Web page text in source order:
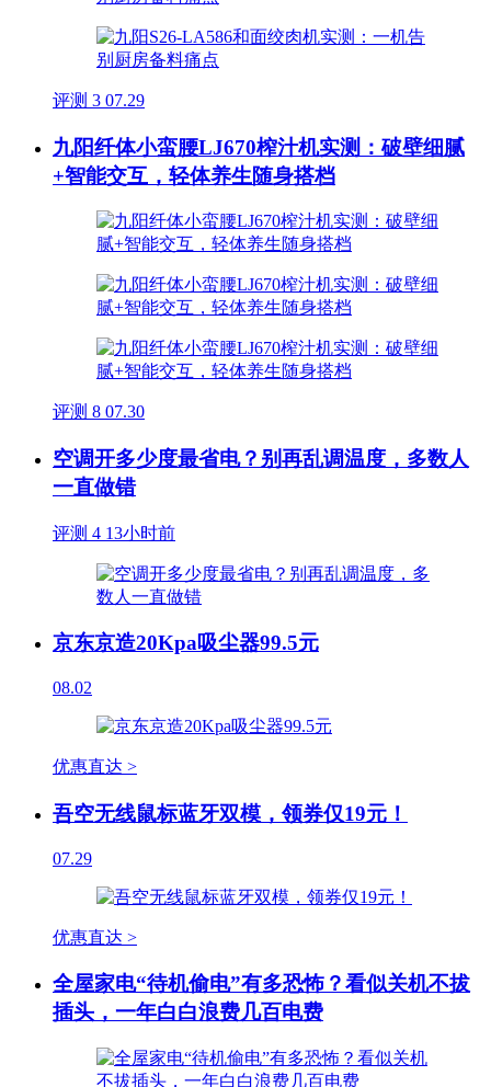
评测 3 07.29
九阳纤体小蛮腰LJ670榨汁机实测：破壁细腻
+智能交互，轻体养生随身搭档
评测 8 07.30
空调开多少度最省电？别再乱调温度，多数人
一直做错
评测 4 13小时前
京东京造20Kpa吸尘器99.5元
08.02
优惠直达 >
吾空无线鼠标蓝牙双模，领券仅19元！
07.29
优惠直达 >
全屋家电“待机偷电”有多恐怖？看似关机不拔
插头，一年白白浪费几百电费